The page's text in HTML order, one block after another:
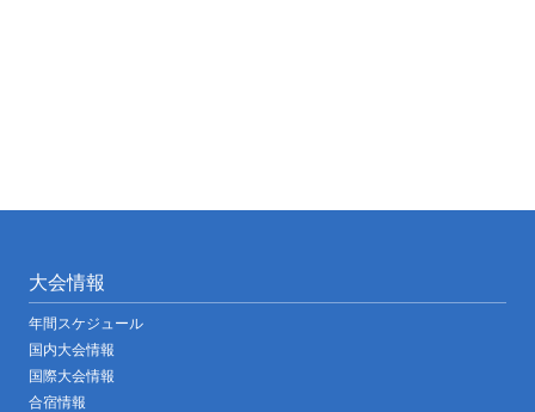
大会情報
年間スケジュール
国内大会情報
国際大会情報
合宿情報